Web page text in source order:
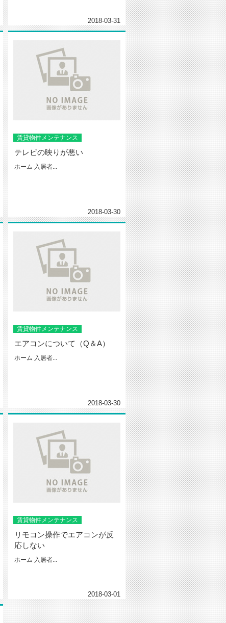
2018-03-31
賃貸物件メンテナンス
テレビの映りが悪い
ホーム 入居者...
2018-03-30
賃貸物件メンテナンス
エアコンについて（Q＆A）
ホーム 入居者...
2018-03-30
賃貸物件メンテナンス
リモコン操作でエアコンが反
応しない
ホーム 入居者...
2018-03-01